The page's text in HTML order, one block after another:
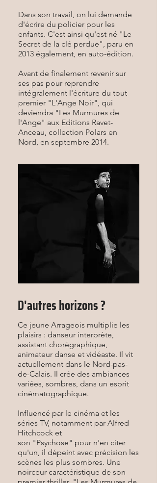
Dans son travail, on lui demande
d'écrire du policier pour les
enfants. C'est ainsi qu'est né "Le
Secret de la clé perdue", paru en
2013 également, en auto-édition.
Avant de finalement revenir sur
ses pas pour reprendre
intégralement l'écriture du tout
premier "L'Ange Noir", qui
deviendra "Les Murmures de
l'Ange" aux Editions Ravet-
Anceau, collection Polars en
Nord, en septembre 2014.
D'autres horizons ?
Ce jeune Arrageois multiplie les
plaisirs : danseur interprète,
assistant chorégraphique,
animateur danse et vidéaste. Il vit
actuellement dans le Nord-pas-
de-Calais. Il crée des ambiances
variées, sombres, dans un esprit
cinématographique.
Influencé par le cinéma et les
séries TV, notamment par Alfred
Hitchcock et
son "Psychose" pour n'en citer
qu'un, il dépeint avec précision les
scènes les plus sombres. Une
noirceur caractéristique de son